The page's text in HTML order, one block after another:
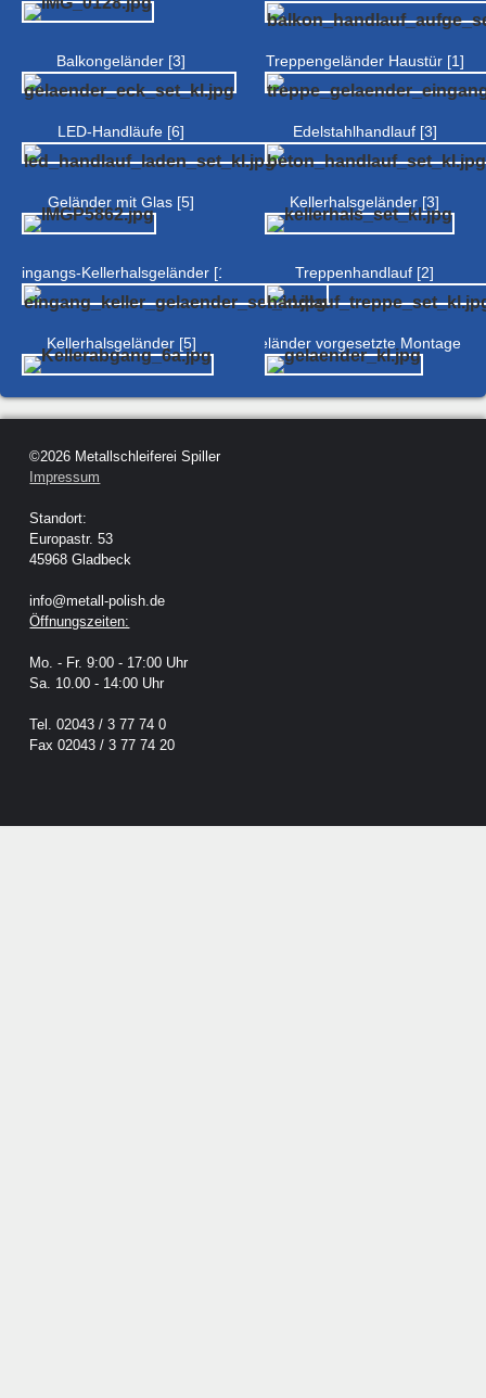
Balkongeländer [3] Treppengeländer Haustür [1]
LED-Handläufe [6] Edelstahlhandlauf [3]
Geländer mit Glas [5] Kellerhalsgeländer [3]
Eingangs-Kellerhalsgeländer [1] Treppenhandlauf [2]
Kellerhalsgeländer [5] Geländer vorgesetzte Montage [2]
©2026 Metallschleiferei Spiller
Impressum
Standort:
Europastr. 53
45968 Gladbeck
info@metall-polish.de
Öffnungszeiten:
Mo. - Fr. 9:00 - 17:00 Uhr
Sa. 10.00 - 14:00 Uhr
Tel. 02043 / 3 77 74 0
Fax 02043 / 3 77 74 20